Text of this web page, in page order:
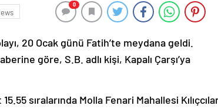
0
20 Ocak günü Fatih’te meydana geldi.
göre, S.B. adlı kişi, Kapalı Çarşı’ya
sıralarında Molla Fenari Mahallesi